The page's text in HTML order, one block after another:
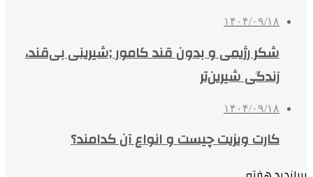
۱۴۰۴/۰۹/۱۸
شکر رژیمی و بدون قند کامور ;شیرینی بی‌قند،
زندگی شیرین‌تر
۱۴۰۴/۰۹/۱۸
کارت ویزیت چیست و انواع آن کدامند؟